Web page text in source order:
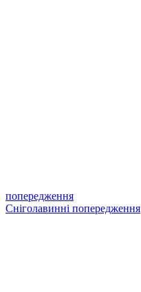
попередження
Сніголавинні попередження